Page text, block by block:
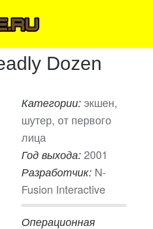
Dozen
Категории: экшен,
шутер, от первого
лица
Год выхода: 2001
Разработчик: N-
Fusion Interactive
Операционная